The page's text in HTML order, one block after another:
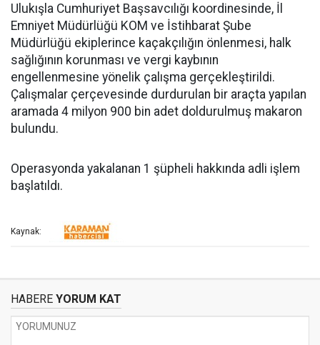
Ulukışla Cumhuriyet Başsavcılığı koordinesinde, İl
Emniyet Müdürlüğü KOM ve İstihbarat Şube
Müdürlüğü ekiplerince kaçakçılığın önlenmesi, halk
sağlığının korunması ve vergi kaybının
engellenmesine yönelik çalışma gerçekleştirildi.
Çalışmalar çerçevesinde durdurulan bir araçta yapılan
aramada 4 milyon 900 bin adet doldurulmuş makaron
bulundu.
Operasyonda yakalanan 1 şüpheli hakkında adli işlem
başlatıldı.
Kaynak:
HABERE YORUM KAT